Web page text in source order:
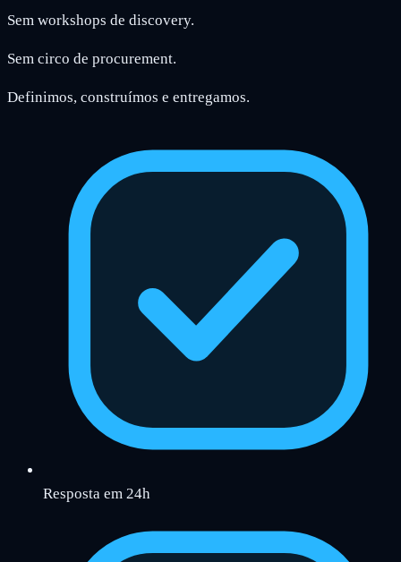
Sem workshops de discovery.
Sem circo de procurement.
Definimos, construímos e entregamos.
Resposta em 24h